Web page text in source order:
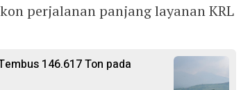
perjalanan panjang layanan KRL
146.617 Ton pada